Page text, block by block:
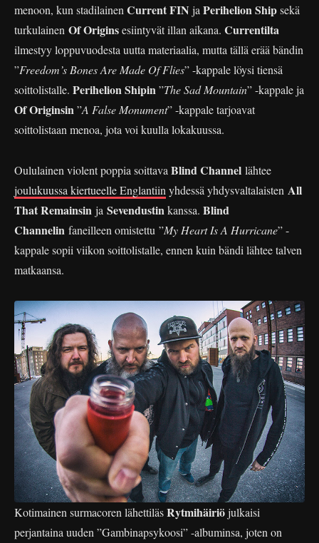
menoon, kun stadilainen Current FIN ja Perihelion Shipsekä
turkulainen Of Originsesiintyvät illan aikana. Currentilta
ilmestyy loppuvuodesta uutta materiaalia, mutta tällä erää bändin
”Freedom’s Bones Are Made Of Flies” -kappale löysi tiensä
soittolistalle. Perihelion Shipin”The Sad Mountain” -kappale ja
Of Originsin”A False Monument” -kappale tarjoavat
soittolistaan menoa, jota voi kuulla lokakuussa.
Oululainen violent poppia soittava Blind Channel lähtee
joulukuussa kiertueelle Englantiin yhdessä yhdysvaltalaisten All
That Remainsin ja Sevendustinkanssa. Blind
Channelin faneilleen omistettu ”My Heart Is A Hurricane” -
kappale sopii viikon soittolistalle, ennen kuin bändi lähtee talven
matkaansa.
Kotimainen surmacoren lähettiläsRytmihäiriöjulkaisi
perjantaina uuden ”Gambinapsykoosi” -albuminsa, joten on